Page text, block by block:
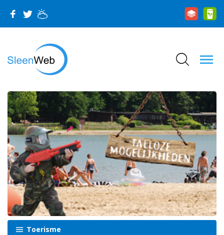
Toerisme